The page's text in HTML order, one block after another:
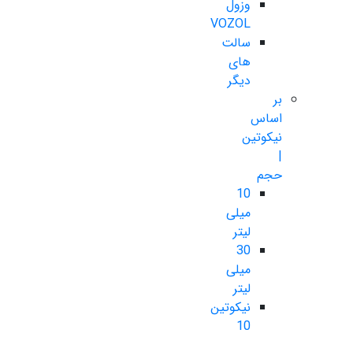
وزول
VOZOL
سالت
های
دیگر
بر
اساس
نیکوتین
|
حجم
10
میلی
لیتر
30
میلی
لیتر
نیکوتین
10